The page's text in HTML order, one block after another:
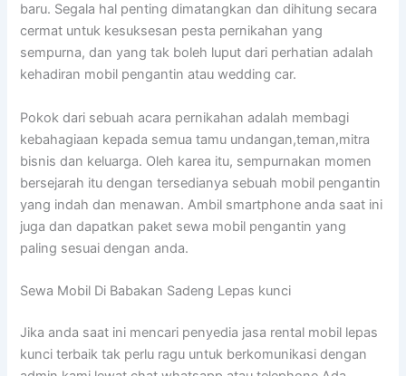
baru. Segala hal penting dimatangkan dan dihitung secara
cermat untuk kesuksesan pesta pernikahan yang
sempurna, dan yang tak boleh luput dari perhatian adalah
kehadiran mobil pengantin atau wedding car.
Pokok dari sebuah acara pernikahan adalah membagi
kebahagiaan kepada semua tamu undangan,teman,mitra
bisnis dan keluarga. Oleh karea itu, sempurnakan momen
bersejarah itu dengan tersedianya sebuah mobil pengantin
yang indah dan menawan. Ambil smartphone anda saat ini
juga dan dapatkan paket sewa mobil pengantin yang
paling sesuai dengan anda.
Sewa Mobil Di Babakan Sadeng Lepas kunci
Jika anda saat ini mencari penyedia jasa rental mobil lepas
kunci terbaik tak perlu ragu untuk berkomunikasi dengan